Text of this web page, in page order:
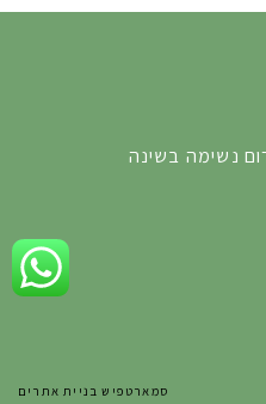
נשימה בשינה
סמארטפיש בניית אתרים